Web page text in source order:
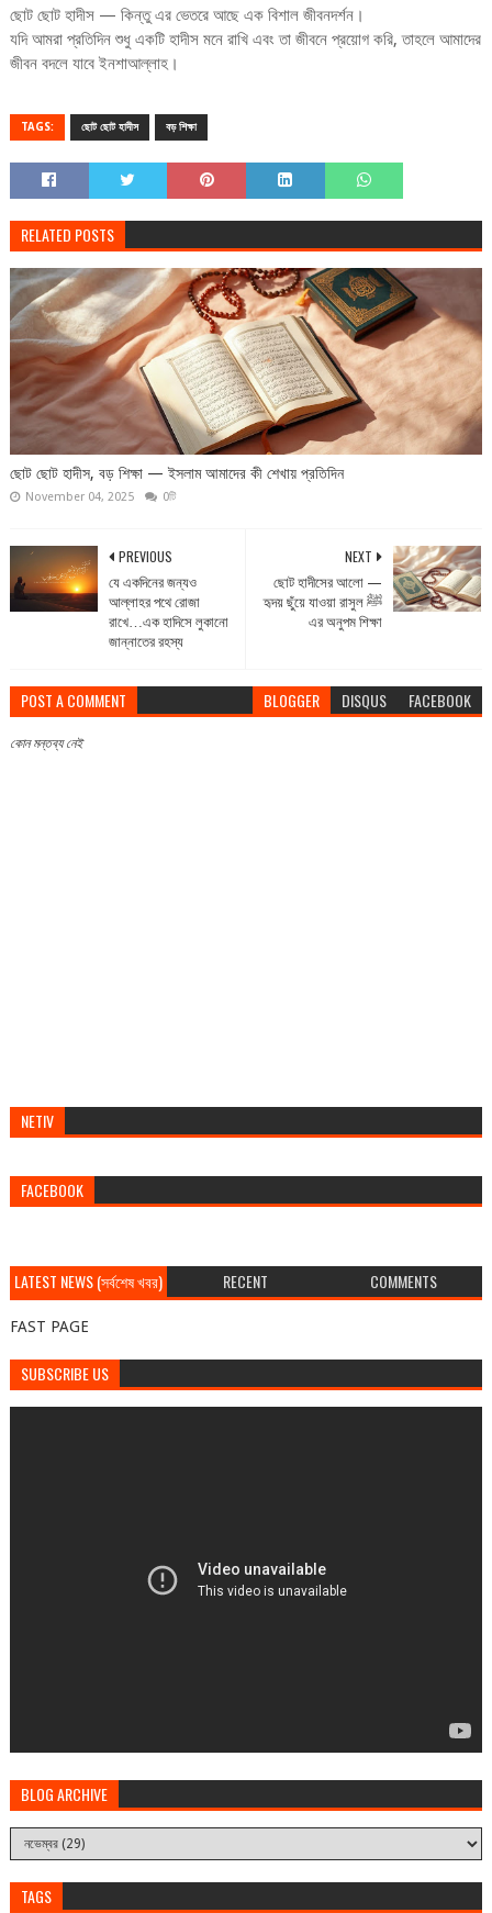
ছোট ছোট হাদীস — কিন্তু এর ভেতরে আছে এক বিশাল জীবনদর্শন।
যদি আমরা প্রতিদিন শুধু একটি হাদীস মনে রাখি এবং তা জীবনে প্রয়োগ করি, তাহলে আমাদের
জীবন বদলে যাবে ইনশাআল্লাহ।
TAGS: ছোট ছোট হাদীস বড় শিক্ষা
RELATED POSTS
ছোট ছোট হাদীস, বড় শিক্ষা — ইসলাম আমাদের কী শেখায় প্রতিদিন
November 04, 2025 0টি
NEXT
ছোট হাদীসের আলো —
হৃদয় ছুঁয়ে যাওয়া রাসুল ﷺ
এর অনুপম শিক্ষা
PREVIOUS
যে একদিনের জন্যও
আল্লাহর পথে রোজা
রাখে…এক হাদিসে লুকানো
জান্নাতের রহস্য
POST A COMMENT BLOGGER DISQUS FACEBOOK
কোন মন্তব্য নেই
NETIV
FACEBOOK
LATEST NEWS (সর্বশেষ খবর) RECENT COMMENTS
FAST PAGE
SUBSCRIBE US
BLOG ARCHIVE
TAGS